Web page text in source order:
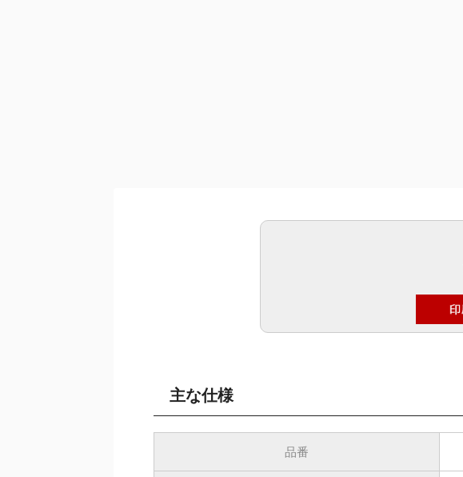
主な仕様
品番